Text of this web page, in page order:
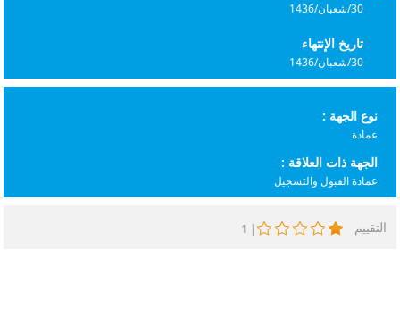
30/شعبان/1436
تاريخ الإنتهاء
30/شعبان/1436
نوع الجهة :
عمادة
الجهة ذات العلاقة :
عمادة القبول والتسجيل
التقييم |
1